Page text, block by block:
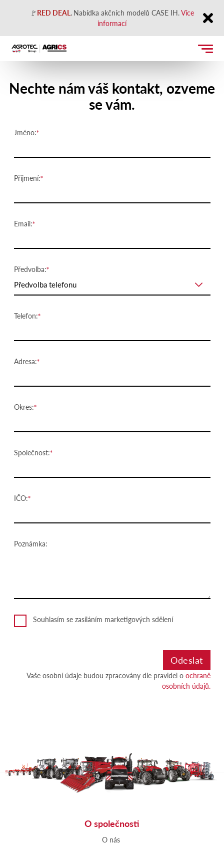
🚩RED DEAL. Nabídka akčních modelů CASE IH.Více
informací
Close
Nechte nám váš kontakt, ozveme
se vám.
Jméno:
Příjmení:
Email:
Předvolba:
Předvolba telefonu
Telefon:
Adresa:
Okres:
Společnost:
IČO:
Poznámka:
Souhlasím se zasíláním marketigových sdělení
Vaše osobní údaje budou zpracovány dle pravidel o ochraně
osobních údajů.
O společnosti
O nás